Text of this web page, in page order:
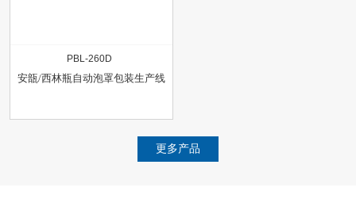
PBL-260D
安瓿/西林瓶自动泡罩包装生产线
更多产品